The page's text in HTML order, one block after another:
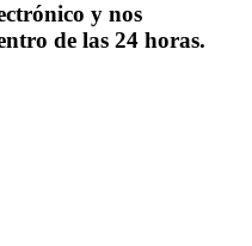
y nos
de las 24 horas.